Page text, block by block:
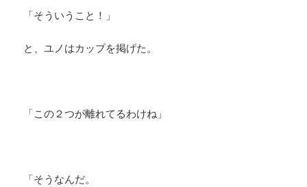
「そういうこと！」
と、ユノはカップを掲げた。
「この２つが離れてるわけね」
「そうなんだ。